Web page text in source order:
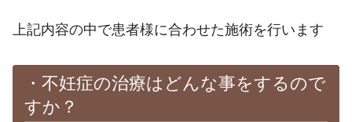
上記内容の中で患者様に合わせた施術を行います
・不妊症の治療はどんな事をするので
すか？